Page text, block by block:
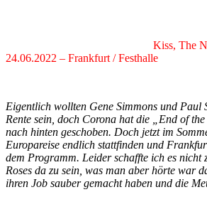
Kiss, The New
24.06.2022 – Frankfurt / Festhalle
Eigentlich wollten Gene Simmons und Paul
Rente sein, doch Corona hat die „End of
nach hinten geschoben. Doch jetzt im
Europareise endlich stattfinden und
dem Programm. Leider schaffte ich es nicht
Roses da zu sein, was man aber hörte war
ihren Job sauber gemacht haben und die